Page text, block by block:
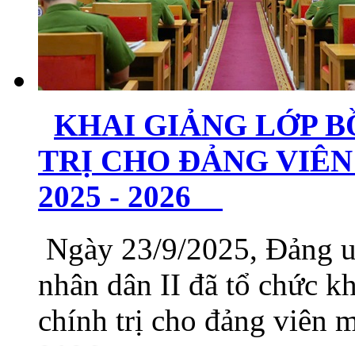
KHAI GIẢNG LỚP
TRỊ CHO ĐẢNG
2025 - 2026
Ngày 23/9/2025, Đảng
nhân dân II đã tổ chức
chính trị cho đảng viên